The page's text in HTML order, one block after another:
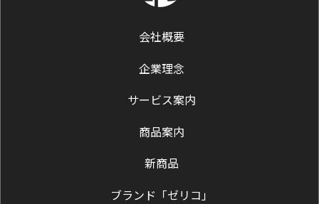
会社概要
企業理念
サービス案内
商品案内
新商品
ブランド「ゼリコ」